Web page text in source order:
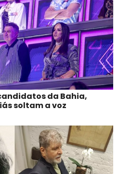
candidatos da Bahia,
soltam a voz